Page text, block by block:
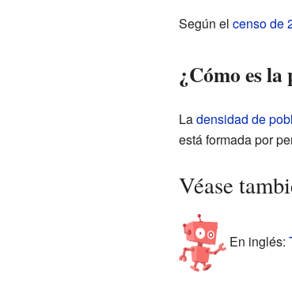
Según el censo de
¿Cómo es
Ladensidad de
está formada por
Véase
En inglés: